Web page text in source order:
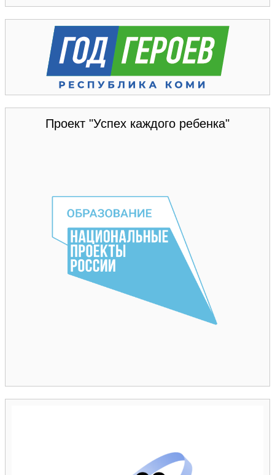
Проект "Успех каждого ребенка"